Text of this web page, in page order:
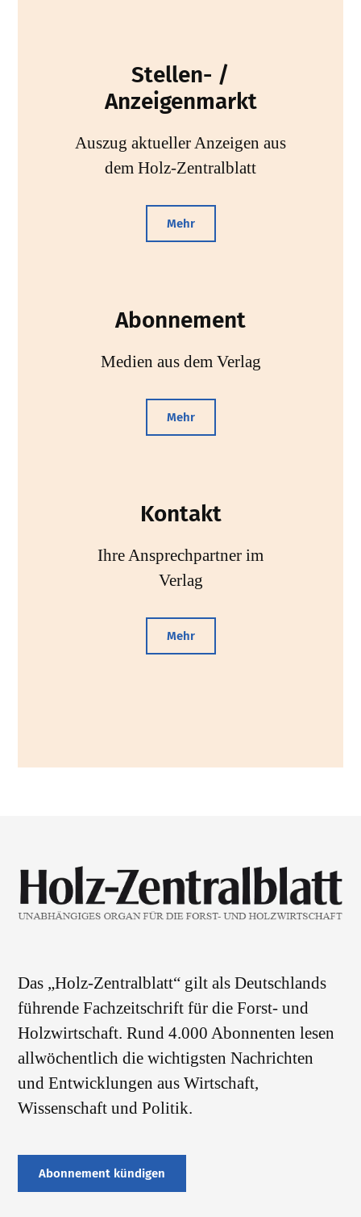
Stellen- /
Anzeigenmarkt
Auszug aktueller Anzeigen aus
dem Holz-Zentralblatt
Mehr
Abonnement
Medien aus dem Verlag
Mehr
Kontakt
Ihre Ansprechpartner im
Verlag
Mehr
Das „Holz-Zentralblatt“ gilt als Deutschlands
führende Fachzeitschrift für die Forst- und
Holzwirtschaft. Rund 4.000 Abonnenten lesen
allwöchentlich die wichtigsten Nachrichten
und Entwicklungen aus Wirtschaft,
Wissenschaft und Politik.
Abonnement kündigen